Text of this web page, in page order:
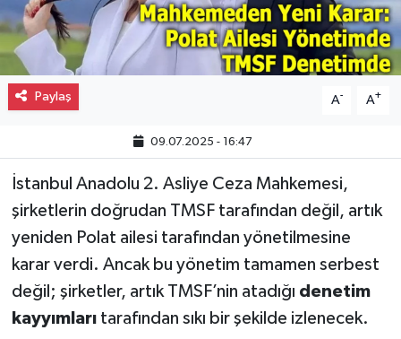
Paylaş A- A+
09.07.2025 - 16:47
İstanbul Anadolu 2. Asliye Ceza Mahkemesi,
şirketlerin doğrudan TMSF tarafından değil, artık
yeniden Polat ailesi tarafından yönetilmesine
karar verdi. Ancak bu yönetim tamamen serbest
değil; şirketler, artık TMSF’nin atadığı denetim
kayyımlarıtarafından sıkı bir şekilde izlenecek.